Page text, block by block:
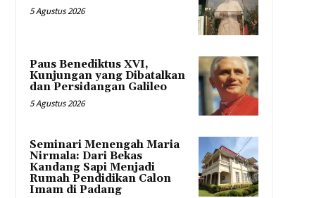
5 Agustus 2026
Paus Benediktus XVI,
Kunjungan yang Dibatalkan
dan Persidangan Galileo
5 Agustus 2026
Seminari Menengah Maria
Nirmala: Dari Bekas
Kandang Sapi Menjadi
Rumah Pendidikan Calon
Imam di Padang